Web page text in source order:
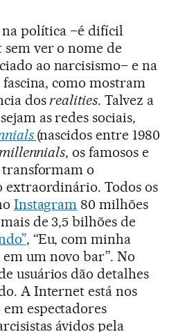
política –é difícil
ver o nome de
ao narcisismo– e na
como mostram
dos realities. Talvez a
as redes sociais,
(nascidos entre 1980
millennials, os famosos e
transformam o
Todos os
Instagram 80 milhões
de 3,5 bilhões de
, “Eu, com minha
um novo bar”. No
usuários dão detalhes
A Internet está nos
espectadores
ávidos pela